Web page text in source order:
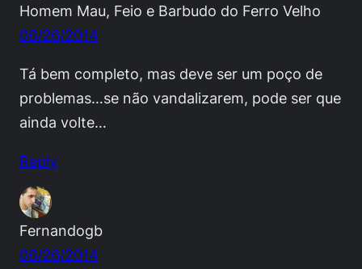
Homem Mau, Feio e Barbudo do Ferro Velho
06/26/2014
Tá bem completo, mas deve ser um poço de
problemas…se não vandalizarem, pode ser que
ainda volte…
Reply
Fernandogb
06/26/2014